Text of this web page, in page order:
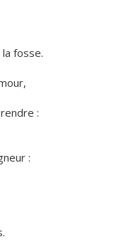
fosse.
:
: